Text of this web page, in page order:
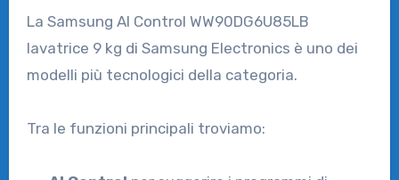
La Samsung AI Control WW90DG6U85LB
lavatrice 9 kg di Samsung Electronics è uno dei
modelli più tecnologici della categoria.
Tra le funzioni principali troviamo: